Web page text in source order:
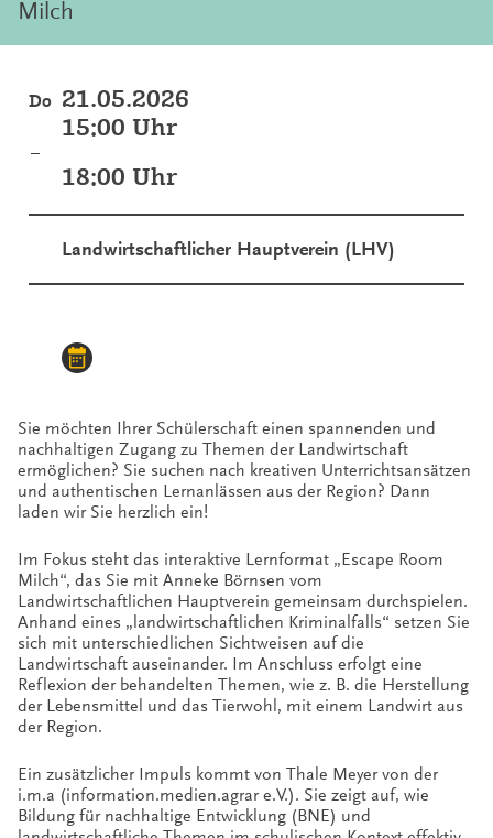
Milch
Do 21.05.2026
15:00 Uhr
–
18:00 Uhr
Landwirtschaftlicher Hauptverein (LHV)
Sie möchten Ihrer Schülerschaft einen spannenden und
nachhaltigen Zugang zu Themen der Landwirtschaft
ermöglichen? Sie suchen nach kreativen Unterrichtsansätzen
und authentischen Lernanlässen aus der Region? Dann
laden wir Sie herzlich ein!
Im Fokus steht das interaktive Lernformat „Escape Room
Milch“, das Sie mit Anneke Börnsen vom
Landwirtschaftlichen Hauptverein gemeinsam durchspielen.
Anhand eines „landwirtschaftlichen Kriminalfalls“ setzen Sie
sich mit unterschiedlichen Sichtweisen auf die
Landwirtschaft auseinander. Im Anschluss erfolgt eine
Reflexion der behandelten Themen, wie z. B. die Herstellung
der Lebensmittel und das Tierwohl, mit einem Landwirt aus
der Region.
Ein zusätzlicher Impuls kommt von Thale Meyer von der
i.m.a (information.medien.agrar e.V.). Sie zeigt auf, wie
Bildung für nachhaltige Entwicklung (BNE) und